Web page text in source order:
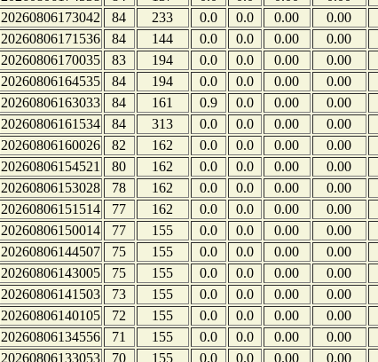
20260806173042
84 233 0.0 0.0 0.00 0.00
20260806171536
84 144 0.0 0.0 0.00 0.00
20260806170035
83 194 0.0 0.0 0.00 0.00
20260806164535
84 194 0.0 0.0 0.00 0.00
20260806163033
84 161 0.9 0.0 0.00 0.00
20260806161534
84 313 0.0 0.0 0.00 0.00
20260806160026
82 162 0.0 0.0 0.00 0.00
20260806154521
80 162 0.0 0.0 0.00 0.00
20260806153028
78 162 0.0 0.0 0.00 0.00
20260806151514
77 162 0.0 0.0 0.00 0.00
20260806150014
77 155 0.0 0.0 0.00 0.00
20260806144507
75 155 0.0 0.0 0.00 0.00
20260806143005
75 155 0.0 0.0 0.00 0.00
20260806141503
73 155 0.0 0.0 0.00 0.00
20260806140105
72 155 0.0 0.0 0.00 0.00
20260806134556
71 155 0.0 0.0 0.00 0.00
20260806133053
70 155 0.0 0.0 0.00 0.00